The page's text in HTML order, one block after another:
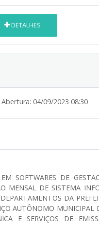
DETALHES
Abertura: 04/09/2023 08:30
SOFTWARES DE
MENSAL DE SISTEMA
DA
AUTÔNOMO MUNICIPAL
E SERVIÇOS DE